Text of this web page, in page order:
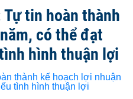
Tự tin hoàn thành
có thể đạt
hình thuận lợi